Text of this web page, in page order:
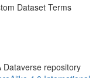
Dataset Terms
Dataverse repository